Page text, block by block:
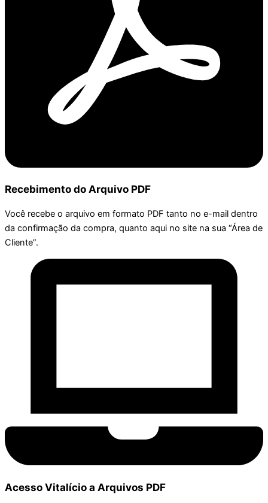
Recebimento do Arquivo PDF
Você recebe o arquivo em formato PDF tanto no e-mail dentro
da confirmação da compra, quanto aqui no site na sua “Área de
Cliente”.
Acesso Vitalício a Arquivos PDF